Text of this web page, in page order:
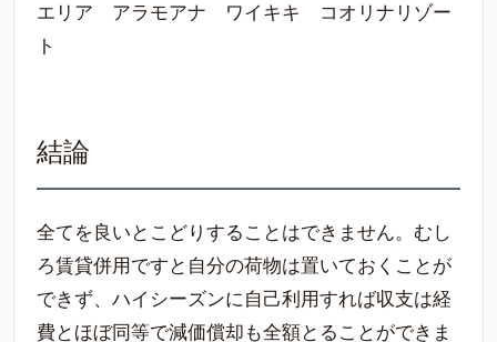
エリア アラモアナ ワイキキ コオリナリゾー
ト
結論
全てを良いとこどりすることはできません。むし
ろ賃貸併用ですと自分の荷物は置いておくことが
できず、ハイシーズンに自己利用すれば収支は経
費とほぼ同等で減価償却も全額とることができま